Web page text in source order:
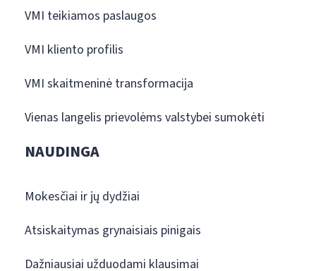
VMI teikiamos paslaugos
VMI kliento profilis
VMI skaitmeninė transformacija
Vienas langelis prievolėms valstybei sumokėti
NAUDINGA
Mokesčiai ir jų dydžiai
Atsiskaitymas grynaisiais pinigais
Dažniausiai užduodami klausimai